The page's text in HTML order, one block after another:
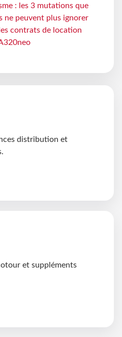
: les 3 mutations que
ne peuvent plus ignorer
contrats de location
distribution et
et suppléments